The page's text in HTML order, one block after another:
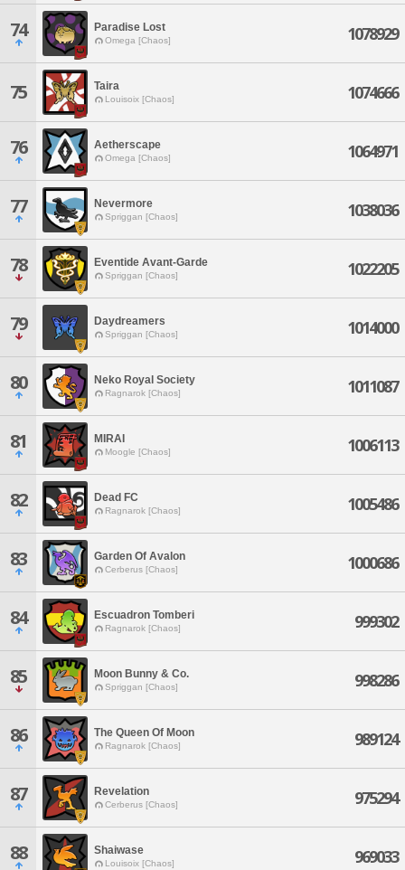
74 Paradise Lost
Omega [Chaos] 1078929
75 Taira
Louisoix [Chaos] 1074666
76 Aetherscape
Omega [Chaos] 1064971
77 Nevermore
Spriggan [Chaos] 1038036
78 Eventide Avant-Garde
Spriggan [Chaos] 1022205
79 Daydreamers
Spriggan [Chaos] 1014000
80 Neko Royal Society
Ragnarok [Chaos] 1011087
81 MIRAI
Moogle [Chaos] 1006113
82 Dead FC
Ragnarok [Chaos] 1005486
83 Garden Of Avalon
Cerberus [Chaos] 1000686
84 Escuadron Tomberi
Ragnarok [Chaos] 999302
85 Moon Bunny & Co.
Spriggan [Chaos] 998286
86 The Queen Of Moon
Ragnarok [Chaos] 989124
87 Revelation
Cerberus [Chaos] 975294
88 Shaiwase
Louisoix [Chaos] 969033